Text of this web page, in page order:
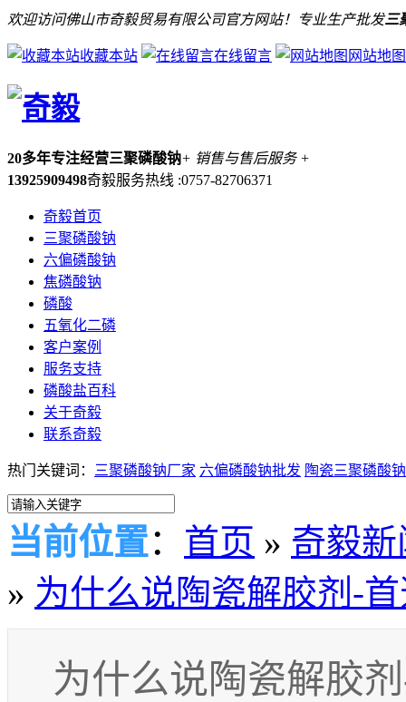
欢迎访问佛山市奇毅贸易有限公司官方网站！专业生产批发三
收藏本站 在线留言 网站地图
20多年专注经营三聚磷酸钠+ 销售与售后服务 +
13925909498奇毅服务热线 :0757-82706371
奇毅首页
三聚磷酸钠
六偏磷酸钠
焦磷酸钠
磷酸
五氧化二磷
客户案例
服务支持
磷酸盐百科
关于奇毅
联系奇毅
热门关键词： 三聚磷酸钠厂家 六偏磷酸钠批发 陶瓷三聚磷酸钠
当前位置： 首页 » 奇毅
» 为什么说陶瓷解胶剂-
为什么说陶瓷解胶